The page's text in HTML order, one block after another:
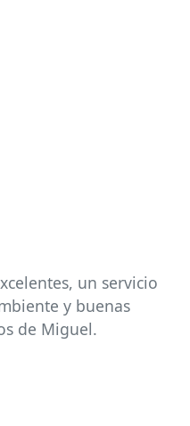
un servicio
y buenas
de Miguel.